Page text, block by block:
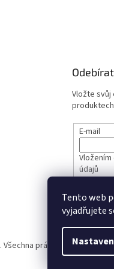
Tento web
vyjadřujete
Vložte svůj
E-mail
údajů
. Všechna práva vyhrazena.